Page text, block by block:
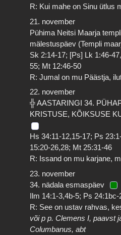
R: Kui mahe on Sinu ütlus
21. november
Pühima Neitsi Maarja
mälestuspäev (Templi
Sk 2:14-17; [Ps] Lk 1:46-
55; Mt 12:46-50
R: Jumal on mu Päästja,
22. november
╬ AASTARINGI 34.
KRISTUSE, KÕIKSUSE
Hs 34:11-12,15-17; Ps
15:20-26,28; Mt 25:31-46
R: Issand on mu karjane,
23. november
34. nädala esmaspäev
Ilm 14:1-3,4b-5; Ps
R: See on ustav rahvas,
või p p. Clemens I, paavst
Columbanus, abt